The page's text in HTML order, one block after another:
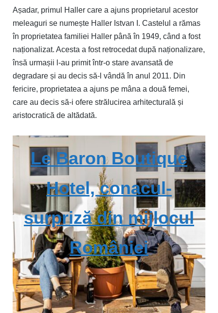
Așadar, primul Haller care a ajuns proprietarul acestor
meleaguri se numește Haller Istvan I. Castelul a rămas
în proprietatea familiei Haller până în 1949, când a fost
naționalizat. Acesta a fost retrocedat după naționalizare,
însă urmașii l-au primit într-o stare avansată de
degradare și au decis să-l vândă în anul 2011. Din
fericire, proprietatea a ajuns pe mâna a două femei,
care au decis să-i ofere strălucirea arhitecturală și
aristocratică de altădată.
Le Baron Boutique
Hotel, conacul-
surpriză din mijlocul
României